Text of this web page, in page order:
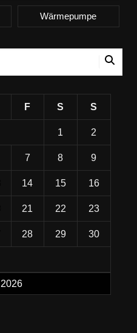
Wärmepumpe
F S S
1 2
7 8 9
14 15 16
21 22 23
28 29 30